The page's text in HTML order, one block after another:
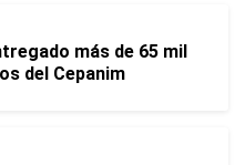
más de 65 mil
del Cepanim